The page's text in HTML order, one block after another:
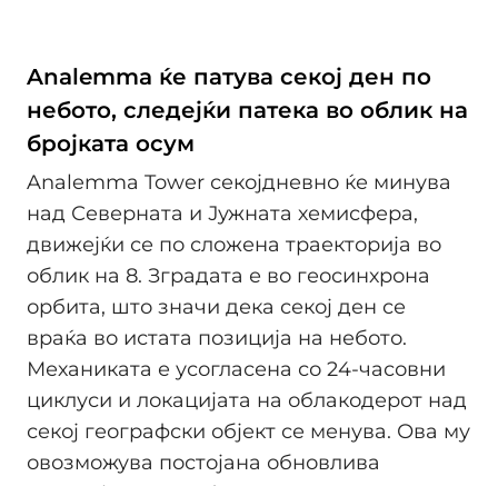
Analemma ќе патува секој ден по
небото, следејќи патека во облик на
бројката осум
Analemma Tower секојдневно ќе минува
над Северната и Јужната хемисфера,
движејќи се по сложена траекторија во
облик на 8. Зградата е во геосинхрона
орбита, што значи дека секој ден се
враќа во истата позиција на небото.
Механиката е усогласена со 24-часовни
циклуси и локацијата на облакодерот над
секој географски објект се менува. Ова му
овозможува постојана обновлива